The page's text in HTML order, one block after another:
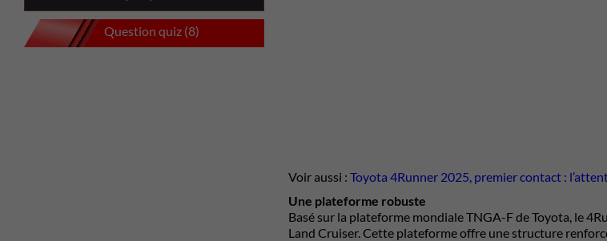
Question quiz (8)
Voir aussi : Toyota 4Runner 2025, premier contact :
Une plateforme robuste
Basé sur la plateforme mondiale TNGA-F de Toyota, le
Land Cruiser. Cette plateforme offre une structure